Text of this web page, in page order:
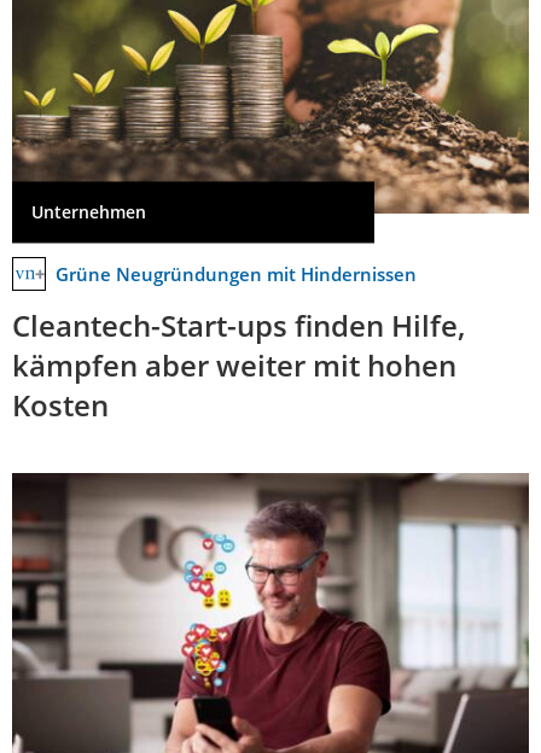
Unternehmen
Grüne Neugründungen mit Hindernissen
Cleantech-Start-ups finden Hilfe,
kämpfen aber weiter mit hohen
Kosten